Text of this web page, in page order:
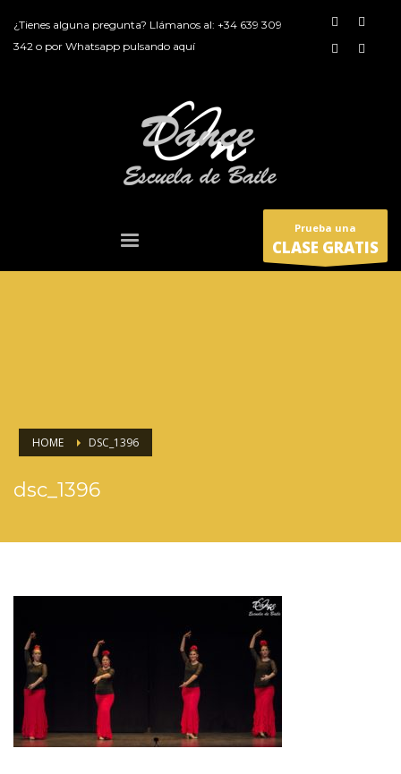
¿Tienes alguna pregunta? Llámanos al: +34 639 309
342 o por Whatsapp pulsando aquí
Prueba una
CLASE GRATIS
HOME DSC_1396
dsc_1396